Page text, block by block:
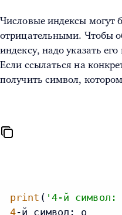
Числовые индексы могут
отрицательными. Чтобы
индексу, надо указать
Если ссылаться на
получить символ,
print ( '4-й символ:
4-й символ: o